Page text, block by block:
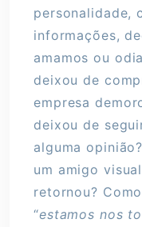
personalidade,
informações,
amamos ou
deixou de
empresa
deixou de
alguma
um amigo
retornou?
“estamos nos